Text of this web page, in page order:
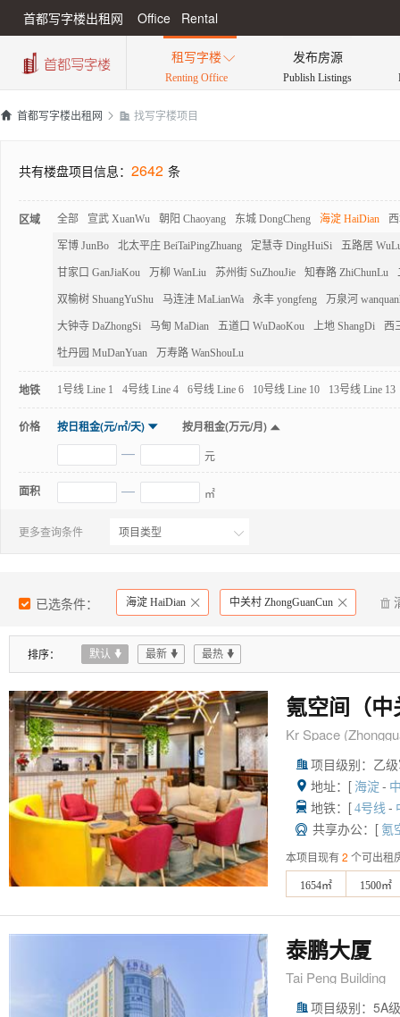
首都写字楼出租网 Office Rental
租写字楼
Renting Office
 发布房源
Publish Listings
 首都写字楼出租网   找写字楼项目
共有楼盘项目信息： 2642 条
区域 全部 宣武 XuanWu 朝阳 Chaoyang 东城 DongCheng 海淀 HaiDian
军博 JunBo 北太平庄 BeiTaiPingZhuang 定慧寺 DingHuiSi 五路居
甘家口 GanJiaKou 万柳 WanLiu 苏州街 SuZhouJie 知春路 ZhiChunLu
双榆树 ShuangYuShu 马连洼 MaLianWa 永丰 yongfeng 万泉河
大钟寺 DaZhongSi 马甸 MaDian 五道口 WuDaoKou 上地 ShangDi 西
牡丹园 MuDanYuan 万寿路 WanShouLu
地铁 1号线 Line 1 4号线 Line 4 6号线 Line 6 10号线 Line 10 13号线 Line 13
价格 按日租金(元/㎡/天)  按月租金(万元/月) 
— 元
面积 — ㎡
更多查询条件 
 已选条件： 海淀 HaiDian  中关村 ZhongGuanCun 
排序： 默认  最新  最热 
氪空间（
Kr Space
 项目级别：乙
 地址：[ 海淀 -
 地铁：[ 4号线 -
 共享办公：[ 氪
本项目现有2 个可出租
1654㎡ 1500㎡
泰鹏大厦
Tai Peng Building
 项目级别：5A